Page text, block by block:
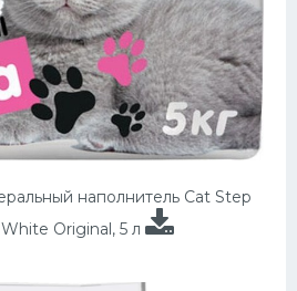
наполнитель Cat Step
Original, 5 л